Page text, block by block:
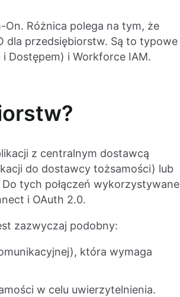
On. Różnica polega na tym, że
dla przedsiębiorstw. Są to typowe
Dostępem) i Workforce IAM.
z centralnym dostawcą
do dostawcy tożsamości) lub
tych połączeń wykorzystywane
i OAuth 2.0.
zazwyczaj podobny:
która wymaga
w celu uwierzytelnienia.